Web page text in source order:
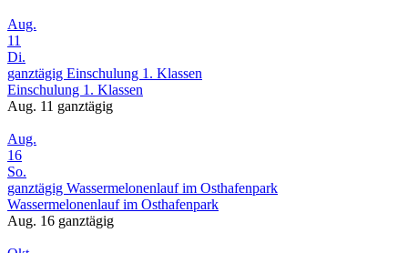
Aug.
11
Di.
ganztägig Einschulung 1. Klassen
Einschulung 1. Klassen
Aug. 11 ganztägig
Aug.
16
So.
ganztägig Wassermelonenlauf im Osthafenpark
Wassermelonenlauf im Osthafenpark
Aug. 16 ganztägig